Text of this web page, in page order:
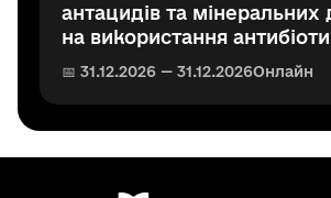
антацидів та мінеральних
на використання
📅 31.12.2026 — 31.12.2026Онлайн